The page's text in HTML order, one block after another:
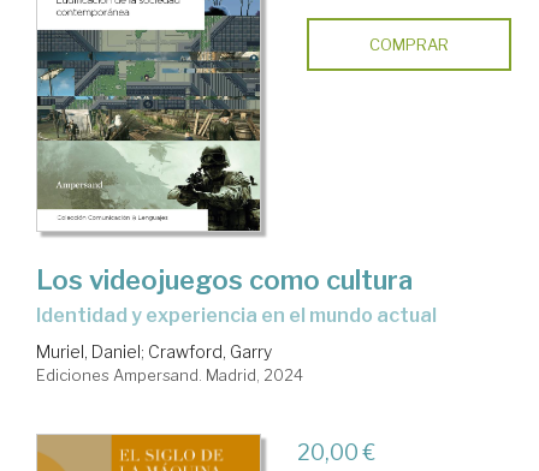
COMPRAR
Los videojuegos como cultura
identidad y experiencia en el mundo actual
Muriel, Daniel; Crawford, Garry
Ediciones Ampersand. Madrid, 2024
20,00 €